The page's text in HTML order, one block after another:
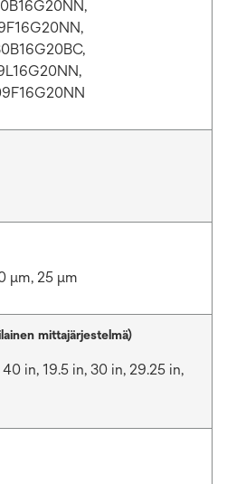
μm, 25 μm
mittajärjestelmä)
in, 19.5 in, 30 in, 29.25 in,